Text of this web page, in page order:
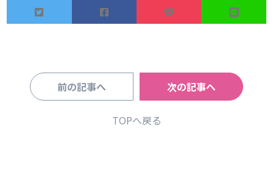
前の記事へ 次の記事へ
TOPへ戻る